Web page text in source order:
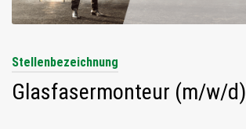
CONSULTING
COACHING
JOBS
Stellenbezeichnung
Glasfasermonteur (m/w/d)